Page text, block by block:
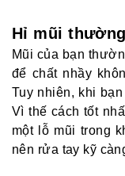
Hỉ mũi
Mũi của bạn
để chất nhầy
Tuy nhiên, khi
Vì thế cách tốt
một lỗ mũi trong
nên rửa tay kỹ